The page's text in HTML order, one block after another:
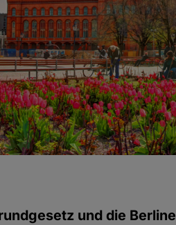
und die